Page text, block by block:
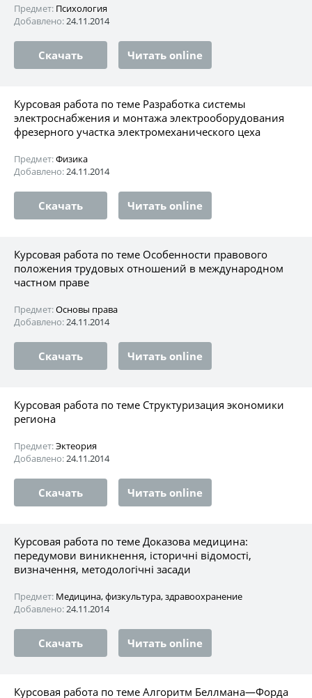
Предмет: Психология
Добавлено:24.11.2014
Скачать Читать online
Курсовая работа по теме Разработка системы
электроснабжения и монтажа электрооборудования
фрезерного участка электромеханического цеха
Предмет:Физика
Добавлено:24.11.2014
Скачать Читать online
Курсовая работа по теме Особенности правового
положения трудовых отношений в международном
частном праве
Предмет:Основы права
Добавлено:24.11.2014
Скачать Читать online
Курсовая работа по теме Структуризация экономики
региона
Предмет:Эктеория
Добавлено:24.11.2014
Скачать Читать online
Курсовая работа по теме Доказова медицина:
передумови виникнення, історичні відомості,
визначення, методологічні засади
Предмет: Медицина, физкультура, здравоохранение
Добавлено:24.11.2014
Скачать Читать online
Курсовая работа по теме Алгоритм Беллмана—Форда